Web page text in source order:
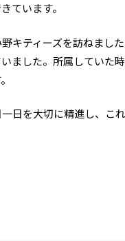
ています。
キティーズを訪ねまし
ました。所属していた
日を大切に精進し、こ